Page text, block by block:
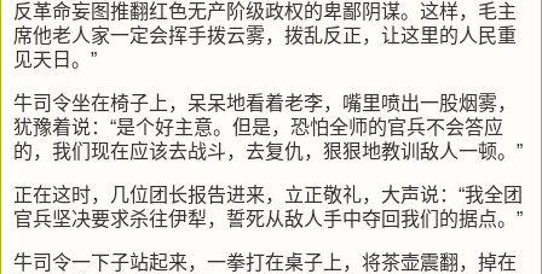
反革命妄图推翻红色无产阶级政权的卑鄙阴谋。这样，毛主
席他老人家一定会挥手拨云雾，拨乱反正，让这里的人民重
见天日。”
牛司令坐在椅子上，呆呆地看着老李，嘴里喷出一股烟雾，
犹豫着说：“是个好主意。但是，恐怕全师的官兵不会答应
的，我们现在应该去战斗，去复仇，狠狠地教训敌人一顿。”
正在这时，几位团长报告进来，立正敬礼，大声说：“我全团
官兵坚决要求杀往伊犁，誓死从敌人手中夺回我们的据点。”
牛司令一下子站起来，一拳打在桌子上，将茶壶震翻，掉在